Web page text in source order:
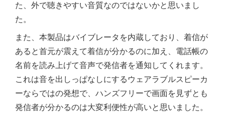
た、外で聴きやすい音質なのではないかと思いまし
た。
また、本製品はバイブレータを内蔵しており、着信が
あると首元が震えて着信が分かるのに加え、電話帳の
名前を読み上げて音声で発信者を通知してくれます。
これは音を出しっぱなしにするウェアラブルスピーカ
ーならではの発想で、ハンズフリーで画面を見ずとも
発信者が分かるのは大変利便性が高いと思いました。